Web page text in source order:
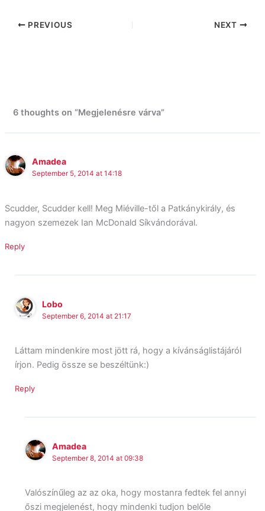
PREVIOUS NEXT
6 thoughts on “Megjelenésre várva”
Amadea
September 5, 2014 at 14:18
Scudder, Scudder kell! Meg Miéville-től a Patkánykirály, és
nagyon szemezek Ian McDonald Síkvándorával.
Reply
Lobo
September 6, 2014 at 21:17
Láttam mindenkire most jött rá, hogy a kívánságlistájáról
írjon. Pedig össze se beszéltünk:)
Reply
Amadea
September 8, 2014 at 09:38
Valószínűleg az az oka, hogy mostanra fedtek fel annyi
őszi megjelenést, hogy mindenki tudjon belőle